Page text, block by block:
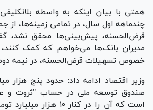
همتی با بیان اینکه به واسطه
چندماهه اول سال، در تمامی زمینه‌ها، از
قرض‌الحسنه، پیش‌بینی‌ها محقق نشد،
مدیران بانک‌ها می‌خواهم که کمک
خصوص تسهیلات قرض‌الحسنه، در نیمه
وزیر اقتصاد ادامه داد: حدود پنج هزار
صندوق توسعه ملی در حساب "ثروت و
است که آن را در کنار ۱۰